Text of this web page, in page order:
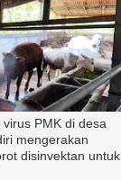
PMK di desa
mengerakan
disinvektan untuk